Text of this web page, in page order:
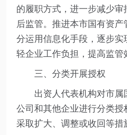
的履职方式，进一步减少
后监管。推进本市国有资
分运用信息化手段，逐步
轻企业工作负担，提高监管
三、分类开展授权
出资人代表机构对市
公司和其他企业进行分类授
采取扩大、调整或收回等措